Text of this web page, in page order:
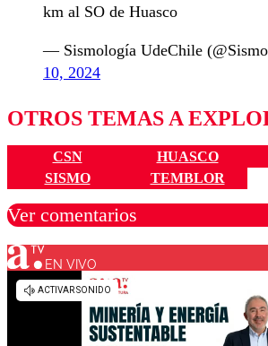
km al SO de Huasco
— Sismología UdeChile
10, 2024
OTROS TEMAS A
CSN HUASCO
SISMO
TEMBLOR
Ver comentarios
Los comentarios son moderados
EN VIVO